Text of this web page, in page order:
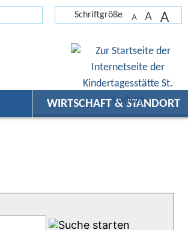
Schriftgröße A A A
WIRTSCHAFT & STANDORT